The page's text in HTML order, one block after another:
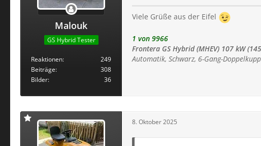
Malouk
GS Hybrid Tester
Reaktionen
249
Beiträge
308
Bilder
36
Viele Grüße aus der Eifel
1 von 9966
Frontera GS Hybrid (MHEV) 107 kW
Automatik, Schwarz, 6-Gang-
8. Oktober 2025